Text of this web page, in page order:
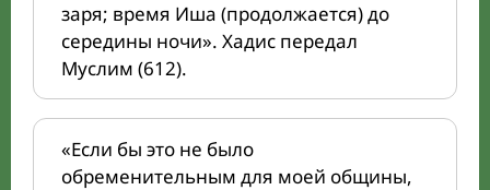
заря; время Иша (продолжается) до
середины ночи». Хадис передал
Муслим (612).
«Если бы это не было
обременительным для моей общины,